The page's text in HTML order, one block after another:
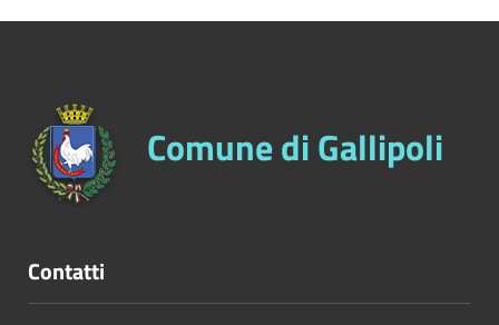
Comune di Gallipoli
Contatti